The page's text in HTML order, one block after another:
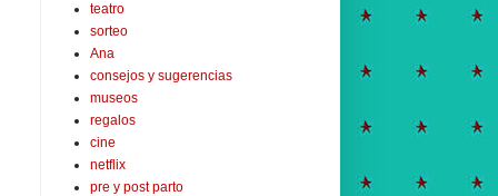
teatro
sorteo
Ana
consejos y sugerencias
museos
regalos
cine
netflix
pre y post parto